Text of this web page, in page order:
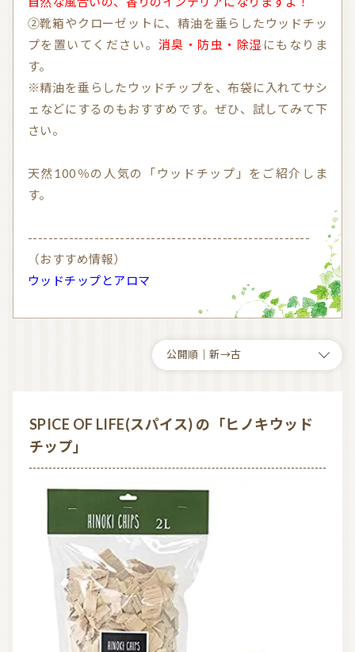
和精油｜日本の木 和精油（柑橘系）
オーガニック香水 オーガニックコスメ
アロマストーン教室 アロマキャンドル
アロマサプリメント
②靴箱やクローゼットに、精油を垂らしたウッドチッ
プを置いてください。 消臭・防虫・除湿 にもなりま
す。
※精油を垂らしたウッドチップを、布袋に入れてサシ
ェなどにするのもおすすめです。ぜひ、試してみて下
さい。
天然100％の人気の「ウッドチップ」をご紹介しま
す。
-------------------------------------------------------
（おすすめ情報）
ウッドチップとアロマ
SPICE OF LIFE(スパイス) の「ヒノキウッド
チップ」